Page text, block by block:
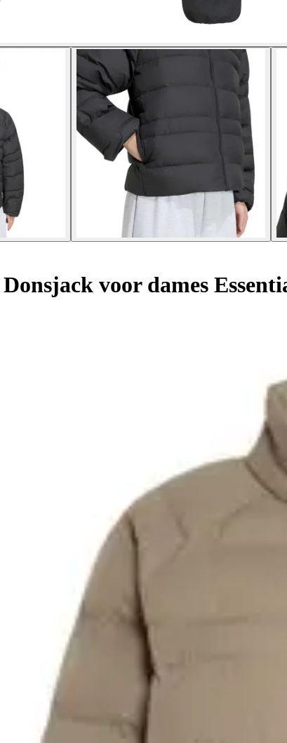
Donsjack voor dames